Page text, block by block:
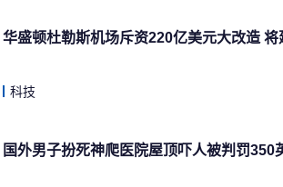
华盛顿杜勒斯机场斥资220亿美元大改造
科技
国外男子扮死神爬医院屋顶吓人被判罚350